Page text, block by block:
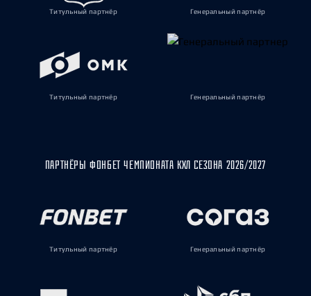
Титульный партнёр Генеральный партнёр
Титульный партнёр Генеральный партнёр
ПАРТНЁРЫ ФОНБЕТ ЧЕМПИОНАТА КХЛ СЕЗОНА 2026/2027
Титульный партнёр Генеральный партнёр